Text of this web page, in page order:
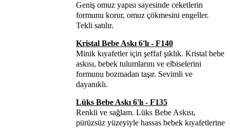
Geniş omuz yapısı sayesinde ceketlerin
formunu korur, omuz çökmesini engeller.
Tekli satılır.
Kristal Bebe Askı 6'lı - F140
Minik kıyafetler için şeffaf şıklık. Kristal bebe
askısı, bebek tulumlarını ve elbiselerini
formunu bozmadan taşır. Sevimli ve
dayanıklı.
Lüks Bebe Askı 6'lı - F135
Renkli ve sağlam. Lüks Bebe Askısı,
pürüzsüz yüzeyiyle hassas bebek kıyafetlerine